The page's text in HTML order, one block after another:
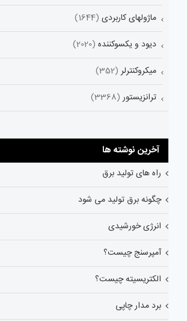
ماژولهای کاربردی (1644)
دیود و یکسوکننده (2020)
میکروکنترلر (352)
ترانزیستور (3368)
آخرین نوشته ها
راه های تولید برق
چگونه برق تولید می شود
انرژی خورشیدی
آمپرسنج چیست؟
الکتریسیته چیست؟
برد مدار چاپی